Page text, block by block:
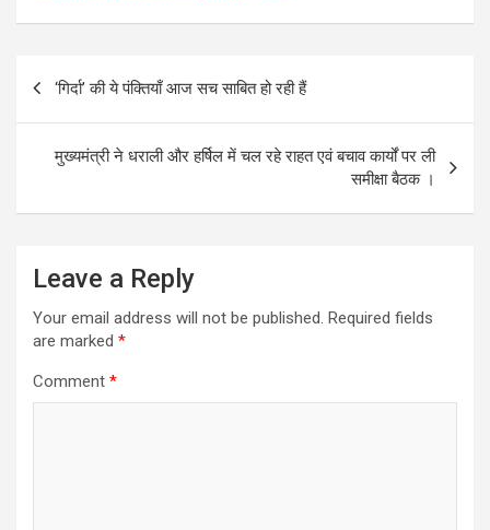
‘गिर्दा’ की ये पंक्तियाँ आज सच साबित हो रही हैं
मुख्यमंत्री ने धराली और हर्षिल में चल रहे राहत एवं बचाव कार्यों पर ली
समीक्षा बैठक ।
Leave a Reply
Your email address will not be published. Required fields
are marked *
Comment *